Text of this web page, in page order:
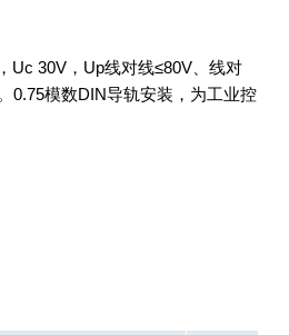
Uc 30V，Up线对线≤80V、线对
0.75模数DIN导轨安装，为工业控